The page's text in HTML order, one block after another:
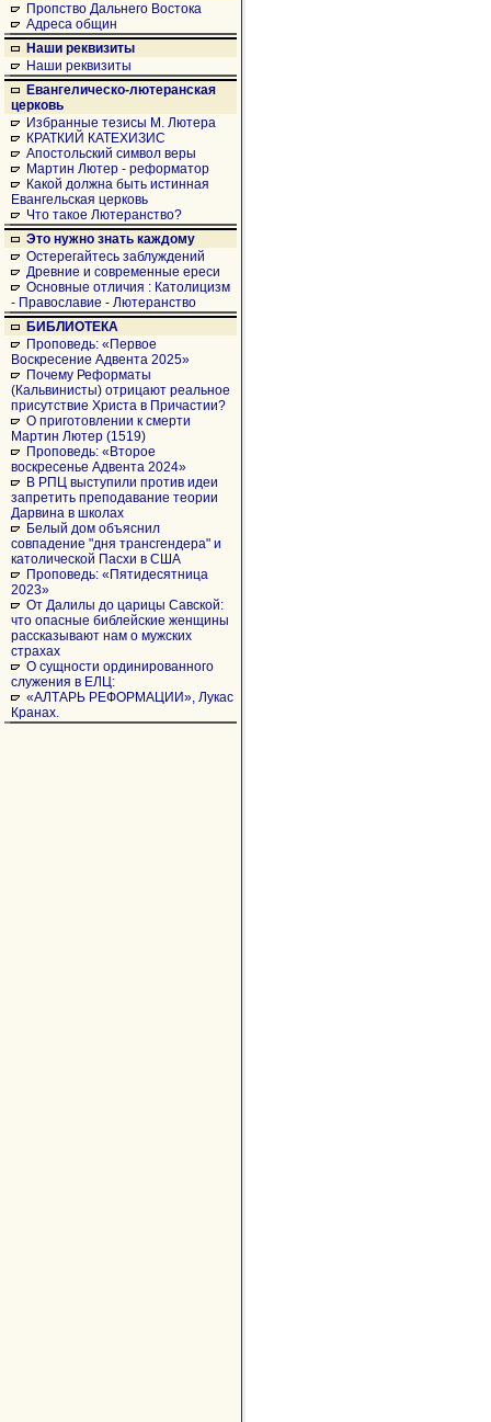
Пропство Дальнего Востока
Адреса общин
Наши реквизиты
Наши реквизиты
Евангелическо-лютеранская
церковь
Избранные тезисы М. Лютера
КРАТКИЙ КАТЕХИЗИС
Апостольский символ веры
Мартин Лютер - реформатор
Какой должна быть истинная
Евангельская церковь
Что такое Лютеранство?
Это нужно знать каждому
Остерегайтесь заблуждений
Древние и современные ереси
Основные отличия : Католицизм
- Православие - Лютеранство
БИБЛИОТЕКА
Проповедь: «Первое
Воскресение Адвента 2025»
Почему Реформаты
(Кальвинисты) отрицают реальное
присутствие Христа в Причастии?
О приготовлении к смерти
Мартин Лютер (1519)
Проповедь: «Второе
воскресенье Адвента 2024»
В РПЦ выступили против идеи
запретить преподавание теории
Дарвина в школах
Белый дом объяснил
совпадение "дня трансгендера" и
католической Пасхи в США
Проповедь: «Пятидесятница
2023»
От Далилы до царицы Савской:
что опасные библейские женщины
рассказывают нам о мужских
страхах
О сущности ординированного
служения в ЕЛЦ:
«АЛТАРЬ РЕФОРМАЦИИ», Лукас
Кранах.